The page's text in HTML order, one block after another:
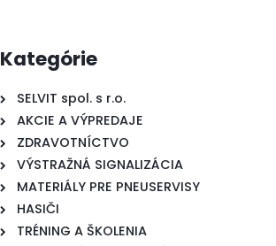
Kategórie
SELVIT spol. s r.o.
AKCIE A VÝPREDAJE
ZDRAVOTNÍCTVO
VÝSTRAŽNÁ SIGNALIZÁCIA
MATERIÁLY PRE PNEUSERVISY
HASIČI
TRÉNING A ŠKOLENIA